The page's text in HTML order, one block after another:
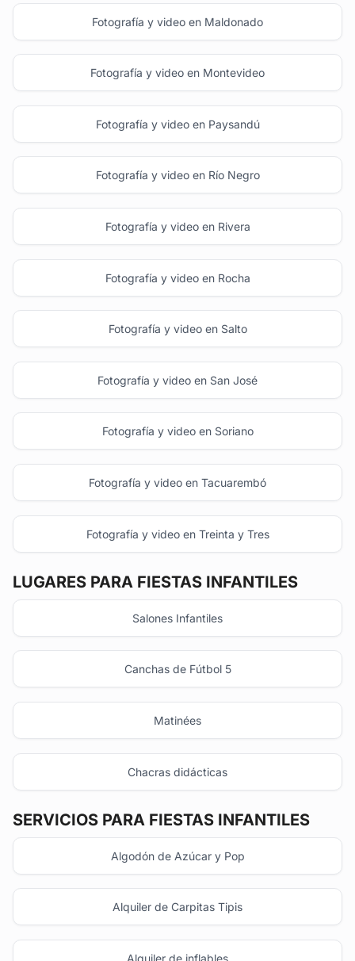
Fotografía y video en Maldonado
Fotografía y video en Montevideo
Fotografía y video en Paysandú
Fotografía y video en Río Negro
Fotografía y video en Rivera
Fotografía y video en Rocha
Fotografía y video en Salto
Fotografía y video en San José
Fotografía y video en Soriano
Fotografía y video en Tacuarembó
Fotografía y video en Treinta y Tres
LUGARES PARA FIESTAS INFANTILES
Salones Infantiles
Canchas de Fútbol 5
Matinées
Chacras didácticas
SERVICIOS PARA FIESTAS INFANTILES
Algodón de Azúcar y Pop
Alquiler de Carpitas Tipis
Alquiler de inflables